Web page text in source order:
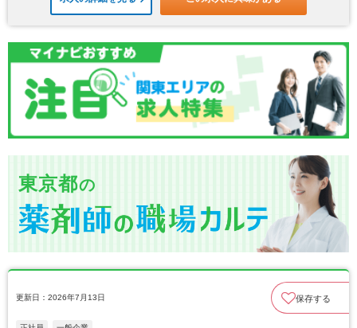
東京都の
更新日：2026年7月13日 保存する